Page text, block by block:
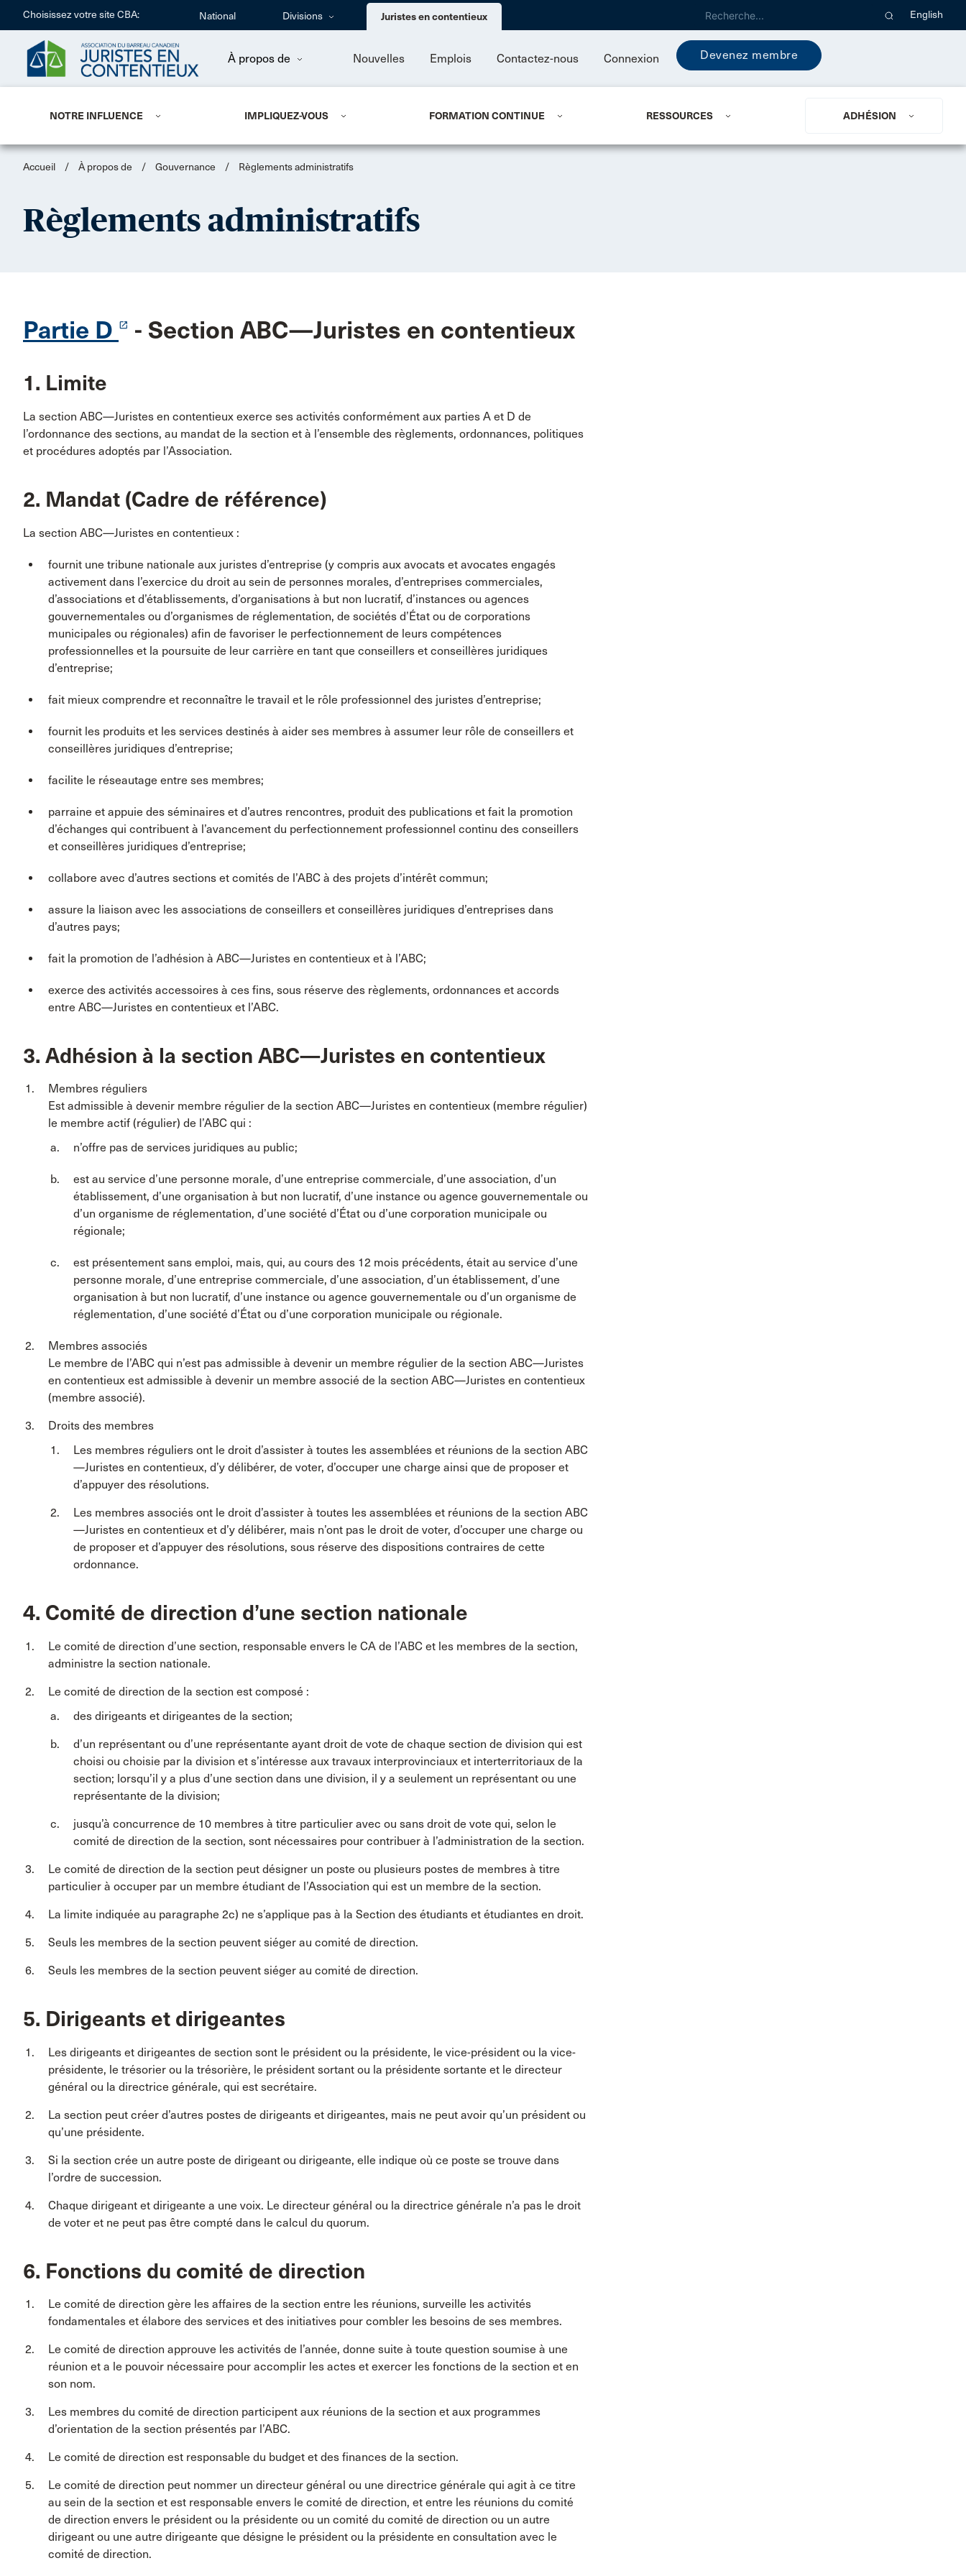
Choisissez votre site CBA: National Divisions Juristes en contentieux English
À propos de Nouvelles Emplois Contactez-nous Connexion Devenez membre
NOTRE INFLUENCE IMPLIQUEZ-VOUS FORMATION CONTINUE RESSOURCES ADHÉSION
Accueil / À propos de / Gouvernance / Règlements administratifs
Règlements administratifs
Partie D launch - Section ABC—Juristes en contentieux
1. Limite
La section ABC—Juristes en contentieux exerce ses activités conformément aux parties A et D de
l’ordonnance des sections, au mandat de la section et à l’ensemble des règlements, ordonnances, politiques
et procédures adoptés par l’Association.
2. Mandat (Cadre de référence)
La section ABC—Juristes en contentieux :
fournit une tribune nationale aux juristes d’entreprise (y compris aux avocats et avocates engagés
activement dans l’exercice du droit au sein de personnes morales, d’entreprises commerciales,
d’associations et d’établissements, d’organisations à but non lucratif, d’instances ou agences
gouvernementales ou d’organismes de réglementation, de sociétés d’État ou de corporations
municipales ou régionales) afin de favoriser le perfectionnement de leurs compétences
professionnelles et la poursuite de leur carrière en tant que conseillers et conseillères juridiques
d’entreprise;
fait mieux comprendre et reconnaître le travail et le rôle professionnel des juristes d’entreprise;
fournit les produits et les services destinés à aider ses membres à assumer leur rôle de conseillers et
conseillères juridiques d’entreprise;
facilite le réseautage entre ses membres;
parraine et appuie des séminaires et d’autres rencontres, produit des publications et fait la promotion
d’échanges qui contribuent à l’avancement du perfectionnement professionnel continu des conseillers
et conseillères juridiques d’entreprise;
collabore avec d’autres sections et comités de l’ABC à des projets d’intérêt commun;
assure la liaison avec les associations de conseillers et conseillères juridiques d’entreprises dans
d’autres pays;
fait la promotion de l’adhésion à ABC—Juristes en contentieux et à l’ABC;
exerce des activités accessoires à ces fins, sous réserve des règlements, ordonnances et accords
entre ABC—Juristes en contentieux et l’ABC.
3. Adhésion à la section ABC—Juristes en contentieux
Membres réguliers
Est admissible à devenir membre régulier de la section ABC—Juristes en contentieux (membre régulier)
le membre actif (régulier) de l’ABC qui :
n’offre pas de services juridiques au public;
est au service d’une personne morale, d’une entreprise commerciale, d’une association, d’un
établissement, d’une organisation à but non lucratif, d’une instance ou agence gouvernementale ou
d’un organisme de réglementation, d’une société d’État ou d’une corporation municipale ou
régionale;
est présentement sans emploi, mais, qui, au cours des 12 mois précédents, était au service d’une
personne morale, d’une entreprise commerciale, d’une association, d’un établissement, d’une
organisation à but non lucratif, d’une instance ou agence gouvernementale ou d’un organisme de
réglementation, d’une société d’État ou d’une corporation municipale ou régionale.
Membres associés
Le membre de l’ABC qui n’est pas admissible à devenir un membre régulier de la section ABC—Juristes
en contentieux est admissible à devenir un membre associé de la section ABC—Juristes en contentieux
(membre associé).
Droits des membres
Les membres réguliers ont le droit d’assister à toutes les assemblées et réunions de la section ABC
—Juristes en contentieux, d’y délibérer, de voter, d’occuper une charge ainsi que de proposer et
d’appuyer des résolutions.
Les membres associés ont le droit d’assister à toutes les assemblées et réunions de la section ABC
—Juristes en contentieux et d’y délibérer, mais n’ont pas le droit de voter, d’occuper une charge ou
de proposer et d’appuyer des résolutions, sous réserve des dispositions contraires de cette
ordonnance.
4. Comité de direction d’une section nationale
Le comité de direction d’une section, responsable envers le CA de l’ABC et les membres de la section,
administre la section nationale.
Le comité de direction de la section est composé :
des dirigeants et dirigeantes de la section;
d’un représentant ou d’une représentante ayant droit de vote de chaque section de division qui est
choisi ou choisie par la division et s’intéresse aux travaux interprovinciaux et interterritoriaux de la
section; lorsqu’il y a plus d’une section dans une division, il y a seulement un représentant ou une
représentante de la division;
jusqu’à concurrence de 10 membres à titre particulier avec ou sans droit de vote qui, selon le
comité de direction de la section, sont nécessaires pour contribuer à l’administration de la section.
Le comité de direction de la section peut désigner un poste ou plusieurs postes de membres à titre
particulier à occuper par un membre étudiant de l’Association qui est un membre de la section.
La limite indiquée au paragraphe 2c) ne s’applique pas à la Section des étudiants et étudiantes en droit.
Seuls les membres de la section peuvent siéger au comité de direction.
Seuls les membres de la section peuvent siéger au comité de direction.
5. Dirigeants et dirigeantes
Les dirigeants et dirigeantes de section sont le président ou la présidente, le vice-président ou la vice-
présidente, le trésorier ou la trésorière, le président sortant ou la présidente sortante et le directeur
général ou la directrice générale, qui est secrétaire.
La section peut créer d’autres postes de dirigeants et dirigeantes, mais ne peut avoir qu’un président ou
qu’une présidente.
Si la section crée un autre poste de dirigeant ou dirigeante, elle indique où ce poste se trouve dans
l’ordre de succession.
Chaque dirigeant et dirigeante a une voix. Le directeur général ou la directrice générale n’a pas le droit
de voter et ne peut pas être compté dans le calcul du quorum.
6. Fonctions du comité de direction
Le comité de direction gère les affaires de la section entre les réunions, surveille les activités
fondamentales et élabore des services et des initiatives pour combler les besoins de ses membres.
Le comité de direction approuve les activités de l’année, donne suite à toute question soumise à une
réunion et a le pouvoir nécessaire pour accomplir les actes et exercer les fonctions de la section et en
son nom.
Les membres du comité de direction participent aux réunions de la section et aux programmes
d’orientation de la section présentés par l’ABC.
Le comité de direction est responsable du budget et des finances de la section.
Le comité de direction peut nommer un directeur général ou une directrice générale qui agit à ce titre
au sein de la section et est responsable envers le comité de direction, et entre les réunions du comité
de direction envers le président ou la présidente ou un comité du comité de direction ou un autre
dirigeant ou une autre dirigeante que désigne le président ou la présidente en consultation avec le
comité de direction.